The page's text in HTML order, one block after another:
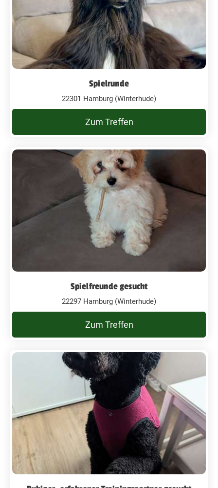
Spielrunde
22301 Hamburg (Winterhude)
Zum Treffen
Spielfreunde gesucht
22297 Hamburg (Winterhude)
Zum Treffen